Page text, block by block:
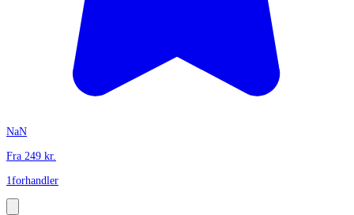
NaN
Fra 249 kr.
1 forhandler